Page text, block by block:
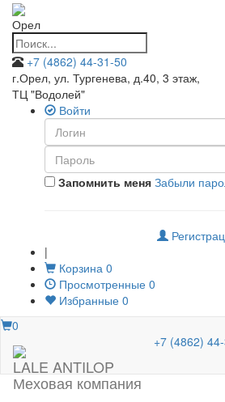
Орел
+7 (4862) 44-31-50
г.Орел, ул. Тургенева, д.40, 3 этаж,
ТЦ "Водолей"
Войти
Запомнить меня Забыли
|
Корзина 0
Просмотренные 0
Избранные 0
0
LALE ANTILOP
Меховая компания
+7 (4862)